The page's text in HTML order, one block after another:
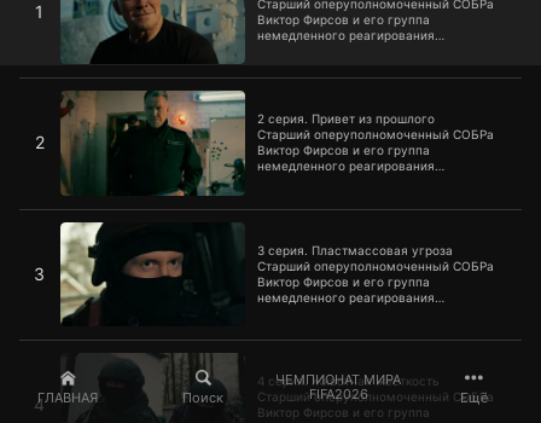
ГЛАВНАЯ Поиск
ЧЕМПИОНАТ МИРА
FIFA2026
Ещё
1
Старший оперуполномоченный СОБРа
Виктор Фирсов и его группа
немедленного реагирования
2
2 серия. Привет из прошлого
Старший оперуполномоченный СОБРа
Виктор Фирсов и его группа
немедленного реагирования
2 серия. Привет из прошлого
3
3 серия. Пластмассовая угроза
Старший оперуполномоченный СОБРа
Виктор Фирсов и его группа
немедленного реагирования
3 серия. Пластмассовая угроза
4
4 серия. Животная жесткость
Старший оперуполномоченный СОБРа
Виктор Фирсов и его группа
4 серия. Животная жесткость